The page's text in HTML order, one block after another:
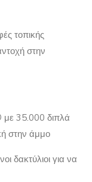
τοπικής
στην
35.000 διπλά
στην άμμο
δακτύλιοι για να